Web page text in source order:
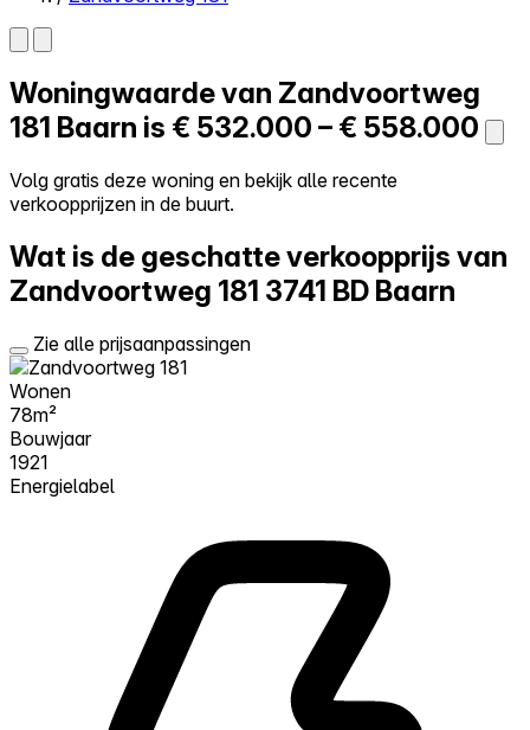
Zelf kopen
Alles-in-één
Reviews
Log in
Woningwaarde van Zandvoortweg
181 Baarn is € 532.000 – € 558.000
Volg gratis deze woning en bekijk alle recente
verkoopprijzen in de buurt.
Wat is de geschatte verkoopprijs van
Zandvoortweg 181 3741 BD Baarn
Zie alle prijsaanpassingen
Wonen
78m²
Bouwjaar
1921
Energielabel